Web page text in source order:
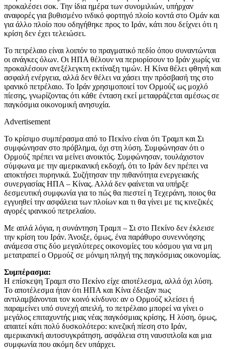
προκαλέσει σοκ. Την ίδια ημέρα των συνομιλιών, υπήρχαν
αναφορές για βυθισμένο ινδικό φορτηγό πλοίο κοντά στο Ομάν και
για άλλο πλοίο που οδηγήθηκε προς το Ιράν, κάτι που δείχνει ότι η
κρίση δεν έχει τελειώσει.
Το πετρέλαιο είναι λοιπόν το πραγματικό πεδίο όπου συναντώνται
οι ανάγκες όλων. Οι ΗΠΑ θέλουν να περιορίσουν το Ιράν χωρίς να
προκαλέσουν ανεξέλεγκτη εκτίναξη τιμών. Η Κίνα θέλει φθηνή και
ασφαλή ενέργεια, αλλά δεν θέλει να χάσει την πρόσβασή της στο
ιρανικό πετρέλαιο. Το Ιράν χρησιμοποιεί τον Ορμούζ ως μοχλό
πίεσης, γνωρίζοντας ότι κάθε ένταση εκεί μεταφράζεται αμέσως σε
παγκόσμια οικονομική ανησυχία.
Advertisement
Το κρίσιμο συμπέρασμα από το Πεκίνο είναι ότι Τραμπ και Σι
συμφώνησαν στο πρόβλημα, όχι στη λύση. Συμφώνησαν ότι ο
Ορμούζ πρέπει να μείνει ανοικτός. Συμφώνησαν, τουλάχιστον
σύμφωνα με την αμερικανική εκδοχή, ότι το Ιράν δεν πρέπει να
αποκτήσει πυρηνικά. Συζήτησαν την πιθανότητα ενεργειακής
συνεργασίας ΗΠΑ – Κίνας. Αλλά δεν φαίνεται να υπήρξε
δεσμευτική συμφωνία για το πώς θα πιεστεί η Τεχεράνη, ποιος θα
εγγυηθεί την ασφάλεια των πλοίων και τι θα γίνει με τις κινεζικές
αγορές ιρανικού πετρελαίου.
Με απλά λόγια, η συνάντηση Τραμπ – Σι στο Πεκίνο δεν έκλεισε
την κρίση του Ιράν. Άνοιξε, όμως, ένα παράθυρο συνεννόησης
ανάμεσα στις δύο μεγαλύτερες οικονομίες του κόσμου για να μη
μετατραπεί ο Ορμούζ σε μόνιμη πληγή της παγκόσμιας οικονομίας.
Συμπέρασμα:
Η επίσκεψη Τραμπ στο Πεκίνο είχε αποτέλεσμα, αλλά όχι λύση.
Το αποτέλεσμα ήταν ότι ΗΠΑ και Κίνα έδειξαν πως
αντιλαμβάνονται τον κοινό κίνδυνο: αν ο Ορμούζ κλείσει ή
παραμείνει υπό συνεχή απειλή, το πετρέλαιο μπορεί να γίνει ο
μεγάλος επιταχυντής μιας νέας παγκόσμιας κρίσης. Η λύση, όμως,
απαιτεί κάτι πολύ δυσκολότερο: κινεζική πίεση στο Ιράν,
αμερικανική αυτοσυγκράτηση, ασφάλεια στη ναυσιπλοΐα και μια
συμφωνία που ακόμη δεν υπάρχει.